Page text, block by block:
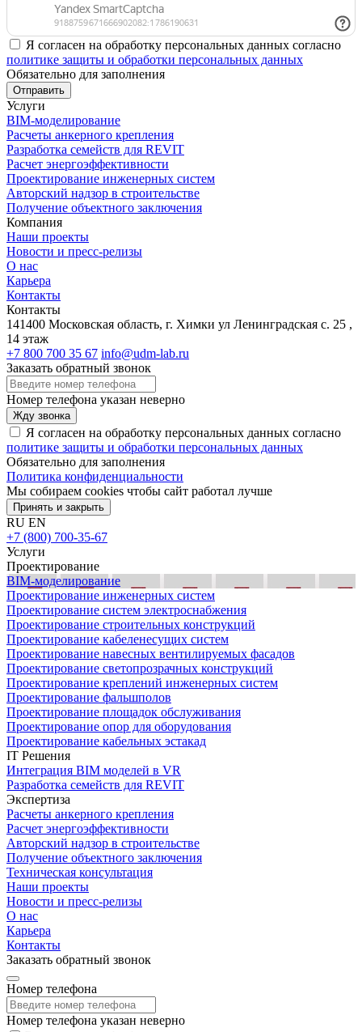
Я согласен на обработку персональных данных согласно
политике защиты и обработки персональных данных
Обязательно для заполнения
Отправить
Услуги
BIM-моделирование
Расчеты анкерного крепления
Разработка семейств для REVIT
Расчет энергоэффективности
Проектирование инженерных систем
Авторский надзор в строительстве
Получение объектного заключения
Компания
Наши проекты
Новости и пресс-релизы
О нас
Карьера
Контакты
Контакты
141400 Московская область, г. Химки ул Ленинградская с. 25 ,
14 этаж
+7 800 700 35 67 info@udm-lab.ru
Заказать обратный звонок
Номер телефона указан неверно
Жду звонка
Я согласен на обработку персональных данных согласно
политике защиты и обработки персональных данных
Обязательно для заполнения
Политика конфиденциальности
Мы собираем cookies чтобы сайт работал лучше
Принять и закрыть
RU EN
+7 (800) 700-35-67
Услуги
Проектирование
BIM-моделирование
Проектирование инженерных систем
Проектирование систем электроснабжения
Проектирование строительных конструкций
Проектирование кабеленесущих систем
Проектирование навесных вентилируемых фасадов
Проектирование светопрозрачных конструкций
Проектирование креплений инженерных систем
Проектирование фальшполов
Проектирование площадок обслуживания
Проектирование опор для оборудования
Проектирование кабельных эстакад
IT Решения
Интеграция BIM моделей в VR
Разработка семейств для REVIT
Экспертиза
Расчеты анкерного крепления
Расчет энергоэффективности
Авторский надзор в строительстве
Получение объектного заключения
Техническая консультация
Наши проекты
Новости и пресс-релизы
О нас
Карьера
Контакты
Заказать обратный звонок
Номер телефона
Номер телефона указан неверно